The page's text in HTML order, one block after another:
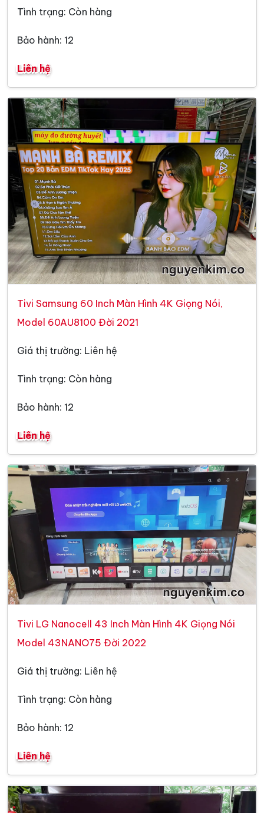
Tình trạng: Còn hàng
Bảo hành: 12
Liên hệ
Tivi Samsung 60 Inch Màn Hình 4K Giọng Nói,
Model 60AU8100 Đời 2021
Giá thị trường: Liên hệ
Tình trạng: Còn hàng
Bảo hành: 12
Liên hệ
Tivi LG Nanocell 43 Inch Màn Hình 4K Giọng Nói
Model 43NANO75 Đời 2022
Giá thị trường: Liên hệ
Tình trạng: Còn hàng
Bảo hành: 12
Liên hệ